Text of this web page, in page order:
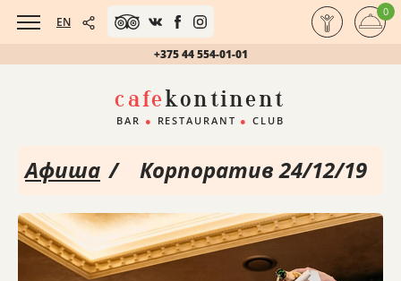
EN
+375 44 554-01-01
0
cafekontinent
BAR ● RESTAURANT ● CLUB
Афиша / Корпоратив 24/12/19